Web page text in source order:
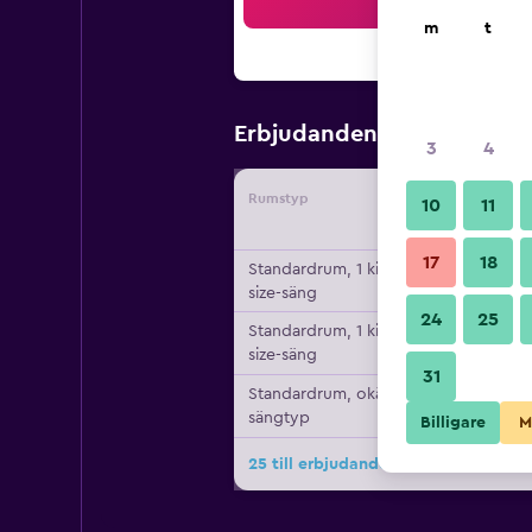
Erbjudanden från
Rumstyp
Standardrum, 1 king
size-säng
Standardrum, 1 king
size-säng
Standardrum, okänd
sängtyp
25 till erbjudanden för Sheraton
m t
3 4
10 11
17 18
24 25
31
Billigare